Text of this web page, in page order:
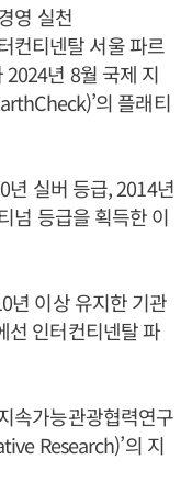
영 실천
컨티넨탈 서울 파르
년 8월 국제 지
의 플래티
년 실버 등급, 2014년
넘 등급을 획득한 이
년 이상 유지한 기관
선 인터컨티넨탈 파
속가능관광협력연구
Research)’의 지